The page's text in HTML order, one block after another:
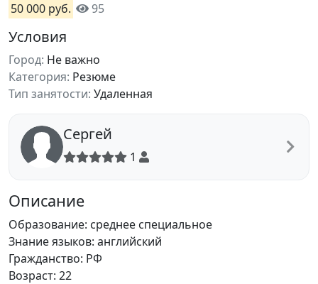
50 000 руб. 95
Условия
Город: Не важно
Категория: Резюме
Тип занятости: Удаленная
Сергей
1
Описание
Образование: среднее специальное
Знание языков: английский
Гражданство: РФ
Возраст: 22